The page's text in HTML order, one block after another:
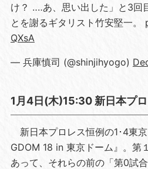
け？ ‥‥あ、思い出した」と3回
とを謝るギタリスト竹安堅一。
QXsA
— 兵庫慎司 (@shinjihyogo)
1月4日(木)15:30 新日本プ
新日本プロレス恒例の1･4東
GDOM 18 in 東京ドーム』。第
あって、それらの前の「第0試